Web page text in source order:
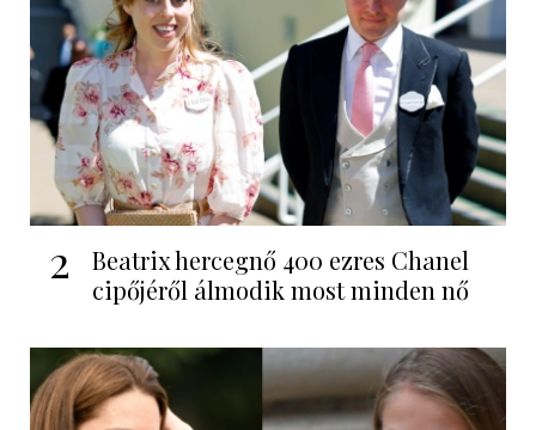
2
Beatrix hercegnő 400 ezres Chanel
cipőjéről álmodik most minden nő